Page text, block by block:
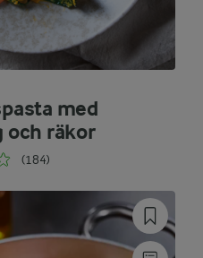
med
och räkor
(184)